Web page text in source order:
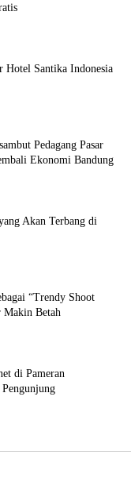
Hotel Santika Indonesia
Pedagang Pasar
Ekonomi Bandung
Akan Terbang di
“Trendy Shoot
Makin Betah
di Pameran